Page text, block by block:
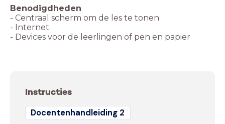
Benodigdheden
- Internet
- Devices voor de leerlingen of pen en papier
Instructies
Docentenhandleiding 2